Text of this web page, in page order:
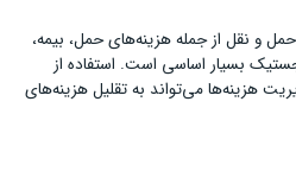
و نقل از جمله هزینه‌های حمل، بیمه،
بسیار اساسی است. استفاده از
هزینه‌ها می‌تواند به تقلیل هزینه‌های